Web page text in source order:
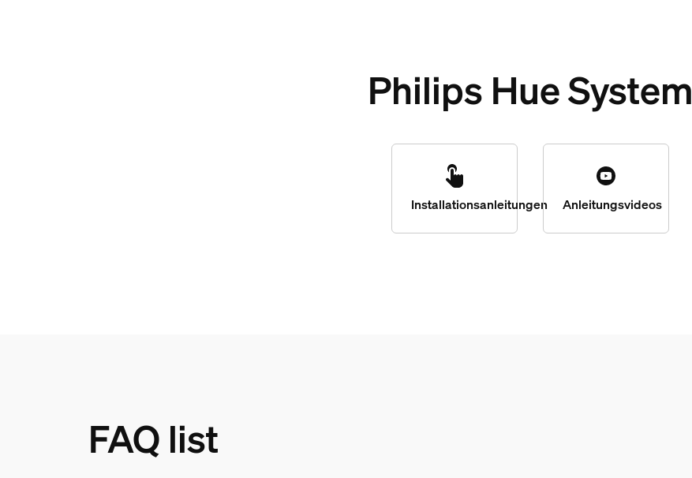
Philips Hue System
Installationsanleitungen Anleitungsvideos
FAQ list